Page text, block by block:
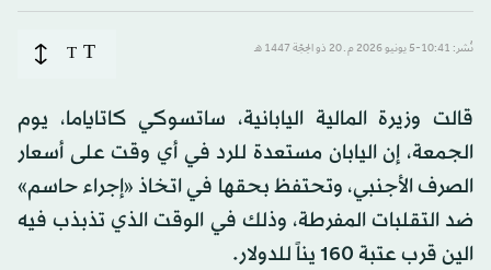
نُشر: 10:41-5 يونيو 2026 م ـ 20 ذو الحِجّة 1447 هـ T
T
قالت وزيرة المالية اليابانية، ساتسوكي كاتاياما، يوم
الجمعة، إن اليابان مستعدة للرد في أي وقت على أسعار
الصرف الأجنبي، وتحتفظ بحقها في اتخاذ «إجراء حاسم»
ضد التقلبات المفرطة، وذلك في الوقت الذي تذبذب فيه
الين قرب عتبة 160 يناً للدولار.